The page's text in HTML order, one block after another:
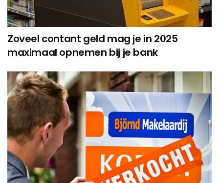
Zoveel contant geld mag je in 2025
maximaal opnemen bij je bank